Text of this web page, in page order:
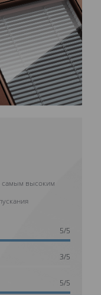
самым высоким
5/5
3/5
5/5